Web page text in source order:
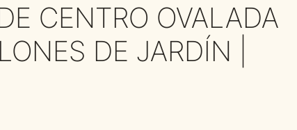
CENTRO OVALADA
DE JARDÍN |